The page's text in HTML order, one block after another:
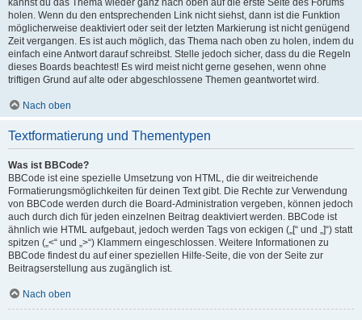
kannst du das Thema wieder ganz nach oben auf die erste Seite des Forums
holen. Wenn du den entsprechenden Link nicht siehst, dann ist die Funktion
möglicherweise deaktiviert oder seit der letzten Markierung ist nicht genügend
Zeit vergangen. Es ist auch möglich, das Thema nach oben zu holen, indem du
einfach eine Antwort darauf schreibst. Stelle jedoch sicher, dass du die Regeln
dieses Boards beachtest! Es wird meist nicht gerne gesehen, wenn ohne
triftigen Grund auf alte oder abgeschlossene Themen geantwortet wird.
Nach oben
Textformatierung und Thementypen
Was ist BBCode?
BBCode ist eine spezielle Umsetzung von HTML, die dir weitreichende
Formatierungsmöglichkeiten für deinen Text gibt. Die Rechte zur Verwendung
von BBCode werden durch die Board-Administration vergeben, können jedoch
auch durch dich für jeden einzelnen Beitrag deaktiviert werden. BBCode ist
ähnlich wie HTML aufgebaut, jedoch werden Tags von eckigen („[“ und „]“) statt
spitzen („<“ und „>“) Klammern eingeschlossen. Weitere Informationen zu
BBCode findest du auf einer speziellen Hilfe-Seite, die von der Seite zur
Beitragserstellung aus zugänglich ist.
Nach oben